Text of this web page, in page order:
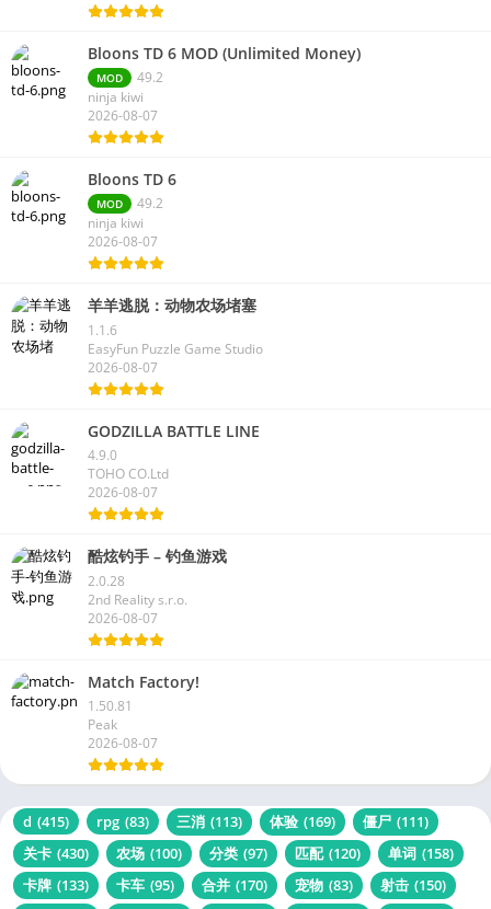
Bloons TD 6 MOD (Unlimited Money)
MOD
49.2
ninja kiwi
2026-08-07
Bloons TD 6
MOD
49.2
ninja kiwi
2026-08-07
羊羊逃脱：动物农场堵塞
1.1.6
EasyFun Puzzle Game Studio
2026-08-07
GODZILLA BATTLE LINE
4.9.0
TOHO CO.Ltd
2026-08-07
酷炫钓手 – 钓鱼游戏
2.0.28
2nd Reality s.r.o.
2026-08-07
Match Factory!
1.50.81
Peak
2026-08-07
d (415) rpg (83) 三消 (113) 体验 (169) 僵尸 (111)
关卡 (430) 农场 (100) 分类 (97) 匹配 (120) 单词 (158)
卡牌 (133) 卡车 (95) 合并 (170) 宠物 (83) 射击 (150)